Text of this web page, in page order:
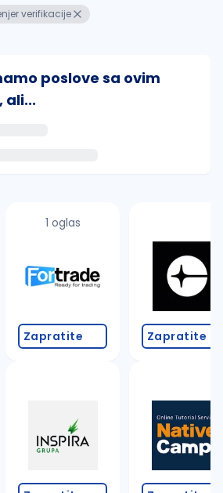
verifikacije
poslove sa ovim
ali...
greške (koristite č, ć, š, đ,
filtere pretrage
1 oglas
Zapratite Zapratite